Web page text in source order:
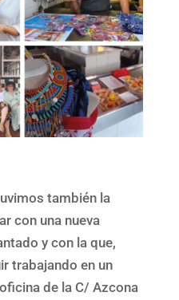
también la
con una nueva
y con la que,
trabajando en un
de la C/ Azcona